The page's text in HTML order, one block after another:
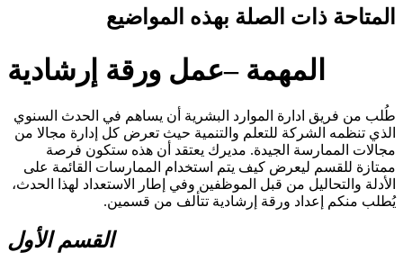
المتاحة ذات الصلة بهذه المواضيع
المهمة –عمل ورقة إرشادية
طُلب من فريق ادارة الموارد البشرية أن يساهم في الحدث السنوي
الذي تنظمه الشركة للتعلم والتنمية حيث تعرض كل إدارة مجالا من
مجالات الممارسة الجيدة. مديرك يعتقد أن هذه ستكون فرصة
ممتازة للقسم ليعرض كيف يتم استخدام الممارسات القائمة على
الأدلة والتحاليل من قبل الموظفين وفي إطار الاستعداد لهذا الحدث،
يُطلب منكم إعداد ورقة إرشادية تتألف من قسمين.
القسم الأول